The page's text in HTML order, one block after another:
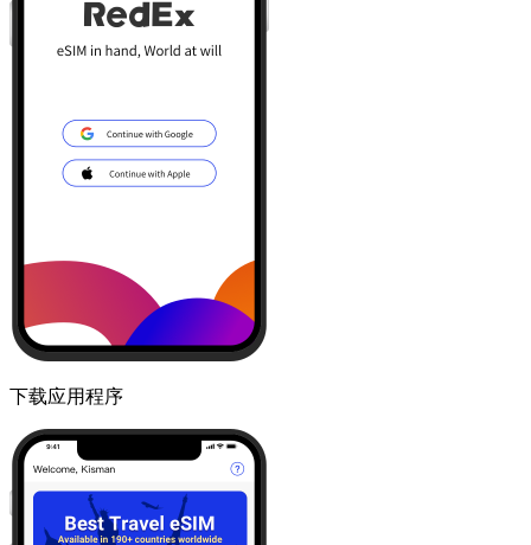
下载应用程序